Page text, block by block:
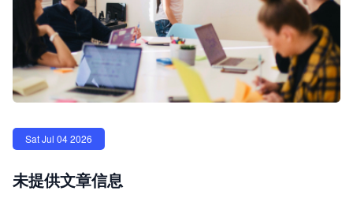
Sat Jul 04 2026
未提供文章信息